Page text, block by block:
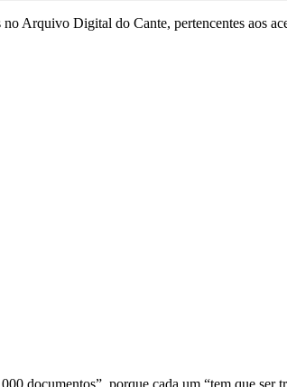
Arquivo Digital do Cante, pertencentes aos